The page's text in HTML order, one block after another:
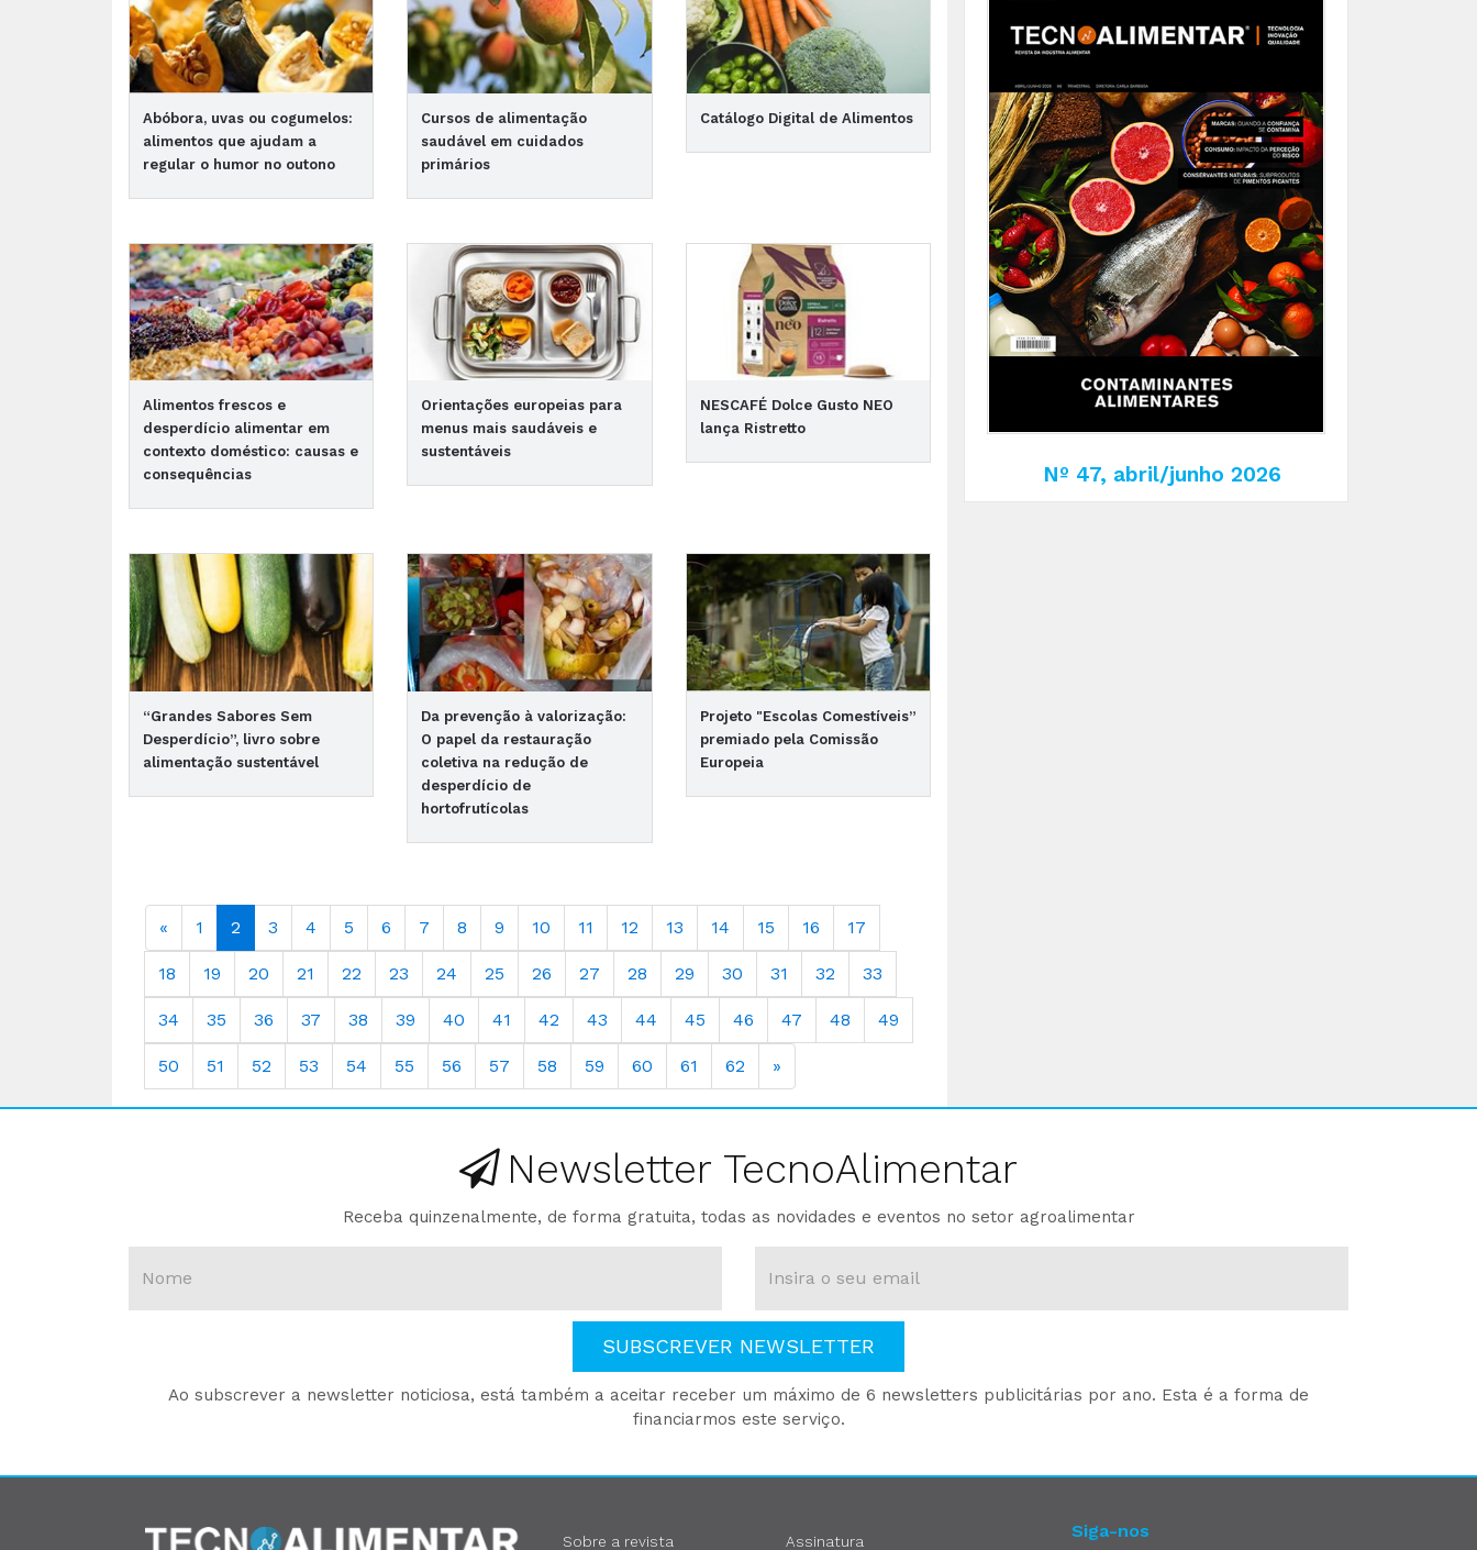
Abóbora, uvas ou cogumelos:
alimentos que ajudam a
regular o humor no outono
Cursos de alimentação
saudável em cuidados
primários
Catálogo Digital de Alimentos
Alimentos frescos e
desperdício alimentar em
contexto doméstico: causas e
consequências
Orientações europeias para
menus mais saudáveis e
sustentáveis
NESCAFÉ Dolce Gusto NEO
lança Ristretto
“Grandes Sabores Sem
Desperdício”, livro sobre
alimentação sustentável
Da prevenção à valorização:
O papel da restauração
coletiva na redução de
desperdício de
hortofrutícolas
Projeto "Escolas Comestíveis”
premiado pela Comissão
Europeia
« 1 2 3 4 5 6 7 8 9 10 11 12 13 14 15 16 17
18 19 20 21 22 23 24 25 26 27 28 29 30 31 32 33
34 35 36 37 38 39 40 41 42 43 44 45 46 47 48 49
50 51 52 53 54 55 56 57 58 59 60 61 62 »
Nº 47, abril/junho 2026
Newsletter TecnoAlimentar
Receba quinzenalmente, de forma gratuita, todas as novidades e eventos no setor agroalimentar
SUBSCREVER NEWSLETTER
Ao subscrever a newsletter noticiosa, está também a aceitar receber um máximo de 6 newsletters publicitárias por ano. Esta é a forma de
financiarmos este serviço.
Sobre a revista Assinatura Siga-nos